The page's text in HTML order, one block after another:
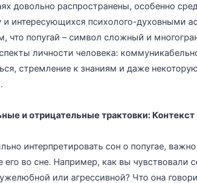
довольно распространены, особенно
и интересующихся психолого-духовными
что попугай – символ сложный и
личности человека:
стремление к знаниям и даже
и отрицательные трактовки: Контекст
интерпретировать сон о попугае,
во сне. Например, как вы чувствовали
или агрессивной? Что она